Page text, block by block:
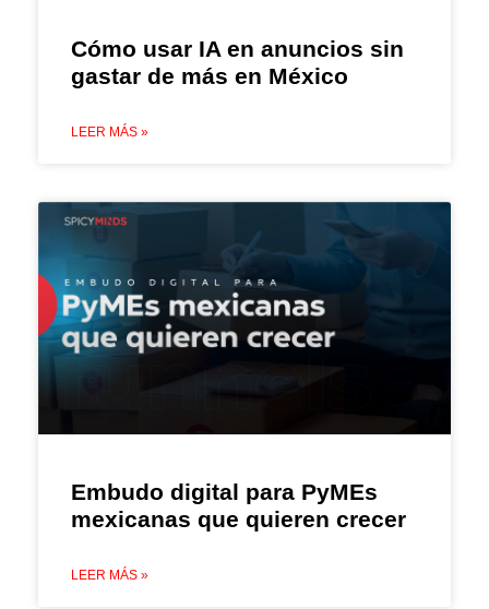
Cómo usar IA en anuncios sin
gastar de más en México
LEER MÁS »
Embudo digital para PyMEs
mexicanas que quieren crecer
LEER MÁS »